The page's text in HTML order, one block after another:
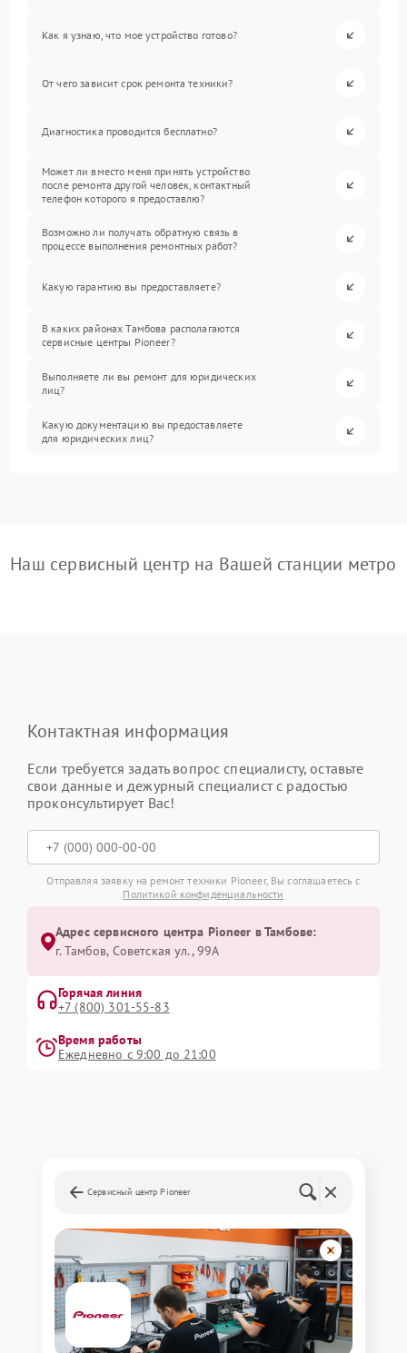
Как я узнаю, что мое устройство готово?
От чего зависит срок ремонта техники?
Диагностика проводится бесплатно?
Может ли вместо меня принять устройство
после ремонта другой человек, контактный
телефон которого я предоставлю?
Возможно ли получать обратную связь в
процессе выполнения ремонтных работ?
Какую гарантию вы предоставляете?
В каких районах Тамбова располагаются
сервисные центры Pioneer?
Выполняете ли вы ремонт для юридических
лиц?
Какую документацию вы предоставляете
для юридических лиц?
Наш сервисный центр на Вашей станции метро
Контактная информация
Если требуется задать вопрос специалисту, оставьте
свои данные и дежурный специалист с радостью
проконсультирует Вас!
Отправляя заявку на ремонт техники Pioneer, Вы соглашаетесь с
Политикой конфиденциальности
Адрес сервисного центра Pioneer в Тамбове:
г. Тамбов, Советская ул., 99А
Горячая линия
+7 (800) 301-55-83
Время работы
Ежедневно с 9:00 до 21:00
Сервисный центр Pioneer